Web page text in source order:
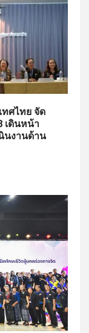
ศไทย จัด
เดินหน้า
นงานด้าน